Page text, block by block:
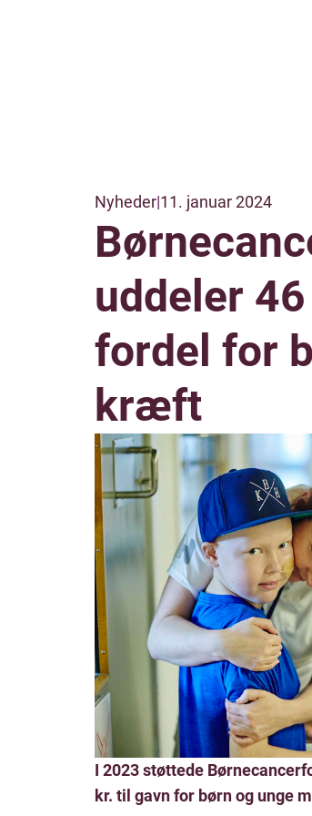
Nyheder|11. januar 2024
uddeler
fordel for
kræft
I 2023 støttede
kr. til gavn for børn og unge